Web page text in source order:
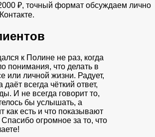
₽, точный формат обсуждаем лично
к Полине не раз, когда
понимания, что делать в
или личной жизни. Радует,
даёт всегда чёткий ответ,
И не всегда говорит то,
бы услышать, а
как есть и что показывают
Спасибо огромное за то, что